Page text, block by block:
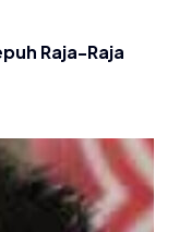
Raja-Raja